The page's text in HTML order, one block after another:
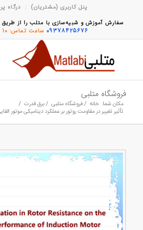
پنل کاربری (مشتریان)
درگاه
سفارش آموزش و شبیه‌سازی با متلب را از طریق
09378425676 ساعت تماس: 10 تا 23 هر روز
فروشگاه متلبی
مکان شما: خانه /فروشگاه متلبی /برق قدرت /
تأثیر تغییر در مقاومت روتور بر عملکرد دینامیکی موتور